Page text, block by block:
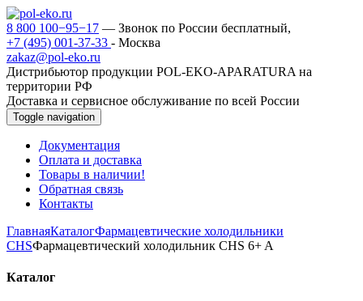
8 800 100−95−17 — Звонок по России бесплатный,
+7 (495) 001-37-33 - Москва
zakaz@pol-eko.ru
Дистрибьютор продукции POL-EKO-APARATURA на
территории РФ
Доставка и сервисное обслуживание по всей России
Toggle navigation
Документация
Оплата и доставка
Товары в наличии!
Обратная связь
Контакты
ГлавнаяКаталогФармацевтические холодильники
CHSФармацевтический холодильник CHS 6+ A
Каталог